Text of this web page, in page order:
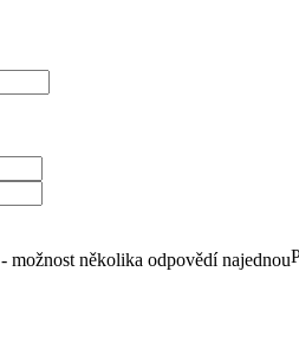
- možnost několika odpovědí najednou